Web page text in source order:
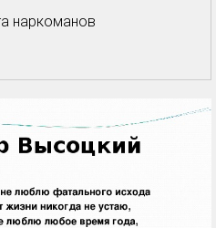
наркоманов